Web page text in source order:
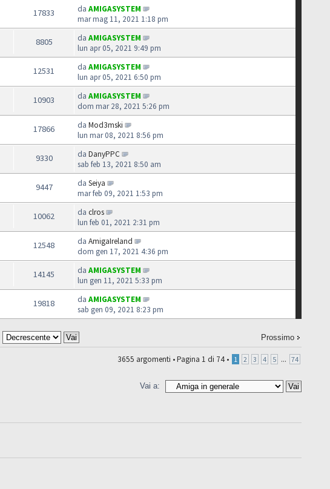
17833 da AMIGASYSTEM
mar mag 11, 2021 1:18 pm
8805 da AMIGASYSTEM
lun apr 05, 2021 9:49 pm
12531 da AMIGASYSTEM
lun apr 05, 2021 6:50 pm
10903 da AMIGASYSTEM
dom mar 28, 2021 5:26 pm
17866 da Mod3mski
lun mar 08, 2021 8:56 pm
9330 da DanyPPC
sab feb 13, 2021 8:50 am
9447 da Seiya
mar feb 09, 2021 1:53 pm
10062 da clros
lun feb 01, 2021 2:31 pm
12548 da AmigaIreland
dom gen 17, 2021 4:36 pm
14145 da AMIGASYSTEM
lun gen 11, 2021 5:33 pm
19818 da AMIGASYSTEM
sab gen 09, 2021 8:23 pm
Prossimo
3655 argomenti •Pagina 1 di 74• 1 2 3 4 5 ... 74
Vai a: